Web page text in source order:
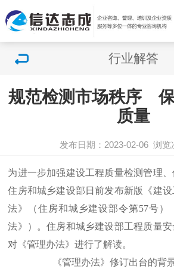
行业解答
规范检测市场秩序
质量
发布日期：2023-02-06 浏览
为进一步加强建设工程质量检测管理、
住房和城乡建设部日前发布新版《建
法》（住房和城乡建设部令第57号）
法》）。住房和城乡建设部工程质量
对《管理办法》进行了解读。
《管理办法》修订出台的背